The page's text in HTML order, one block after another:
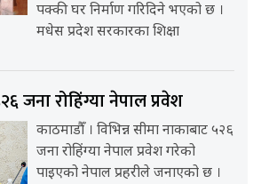
पक्की घर निर्माण गरिदिने भएको छ ।
मधेस प्रदेश सरकारका शिक्षा
जना रोहिंग्या नेपाल प्रवेश
काठमाडौँ । विभिन्न सीमा नाकाबाट ५२६
जना रोहिंग्या नेपाल प्रवेश गरेको
पाइएको नेपाल प्रहरीले जनाएको छ ।